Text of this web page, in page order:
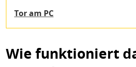
Tor am PC
Wie funktioniert